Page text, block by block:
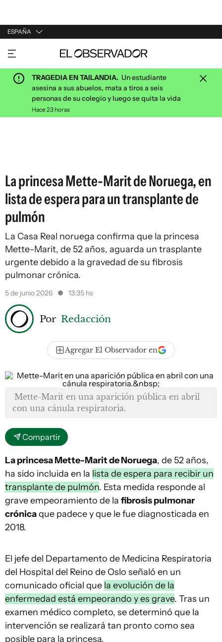
ESPAÑA
URUGUAY
ARGENTINA
ESPAÑA
ESTADOS UNIDOS
TRAGEDIA EN TAILANDIA. Un estudiante
asesina a sus abuelos, mata a tiros a seis
personas de su colegio y luego se quita la vida
Hace 23 horas
La princesa Mette-Marit de Noruega, en
lista de espera para un transplante de
pulmón
La Casa Real noruega confirma que la princesa
Mette-Marit, de 52 años, aguarda un trasplante
urgente debido a la gravedad de su fibrosis
pulmonar crónica.
5 de junio 2026 13:35 hs
Por Redacción
Agregar El Observador en
Mette-Marit en una aparición pública en abril
con una cánula respiratoria.
Compartir
La princesa Mette-Marit de Noruega, de 52 años,
ha sido incluida en la lista de espera para recibir un
transplante de pulmón. Esta medida responde al
grave empeoramiento de la fibrosis pulmonar
crónicaque padece y que le fue diagnosticada en
2018.
El jefe del Departamento de Medicina Respiratoria
del Hospital del Reino de Oslo señaló en un
comunicado oficial que la evolución de la
enfermedad está empeorando y es grave. Tras un
examen médico completo, se determinó que la
intervención se realizará tan pronto como sea
posible para la princesa.